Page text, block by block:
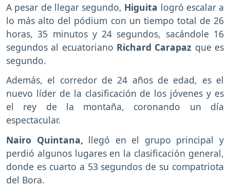
A pesar de llegar segundo, Higuita logró escalar a
lo más alto del pódium con un tiempo total de 26
horas, 35 minutos y 24 segundos, sacándole 16
segundos al ecuatoriano Richard Carapaz que es
segundo.
Además, el corredor de 24 años de edad, es el
nuevo líder de la clasificación de los jóvenes y es
el rey de la montaña, coronando un día
espectacular.
Nairo Quintana, llegó en el grupo principal y
perdió algunos lugares en la clasificación general,
donde es cuarto a 53 segundos de su compatriota
del Bora.